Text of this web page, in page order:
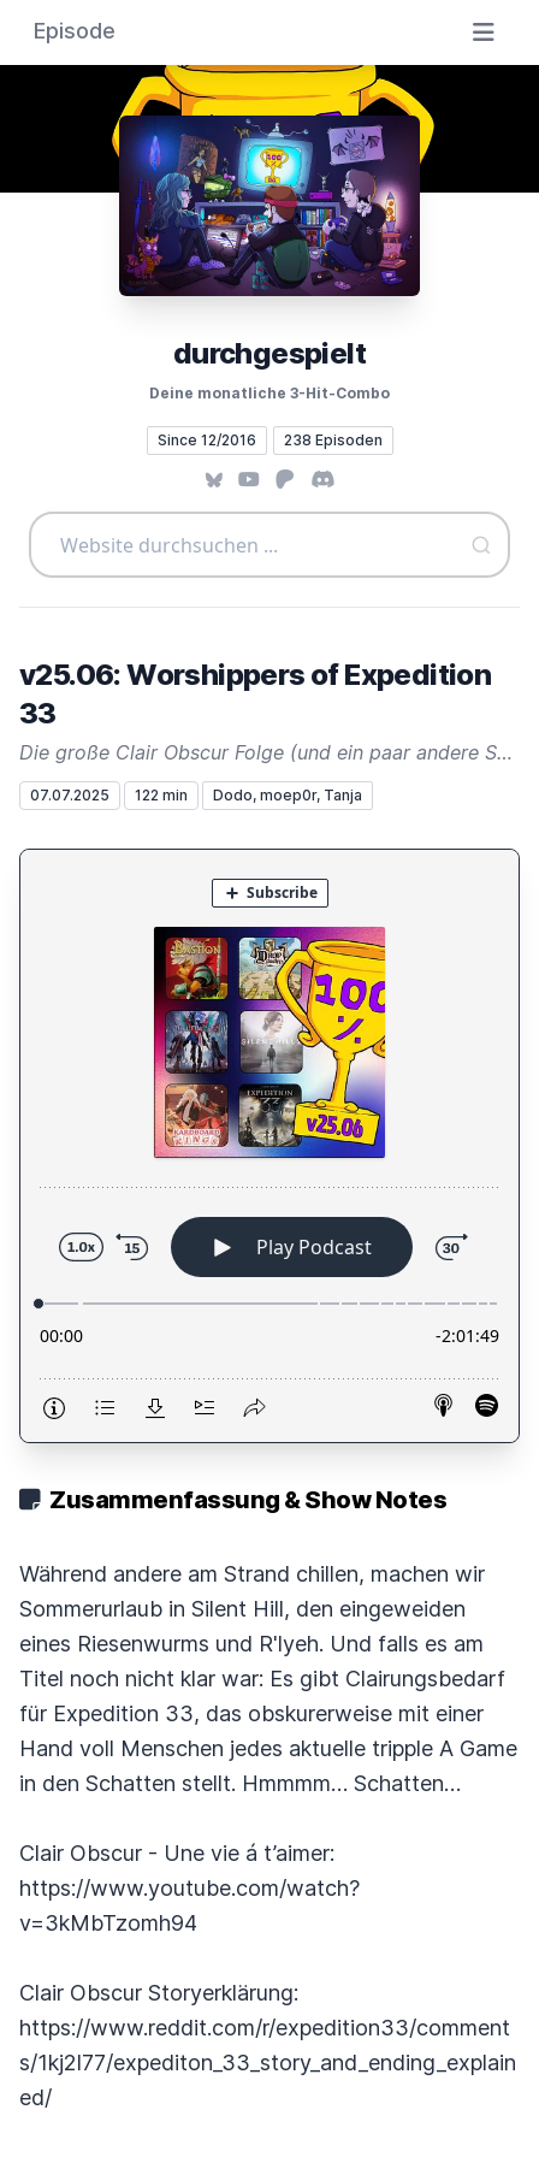
Episode
durchgespielt
Deine monatliche 3-Hit-Combo
Since 12/2016 238 Episoden
BlueskyYouTube
PatreonDiscord
v25.06: Worshippers of Expedition
33
Die große Clair Obscur Folge (und ein paar andere Spiele)
07.07.2025 122 min Dodo, moep0r, Tanja
Zusammenfassung & Show Notes
Während andere am Strand chillen, machen wir
Sommerurlaub in Silent Hill, den eingeweiden
eines Riesenwurms und R'lyeh. Und falls es am
Titel noch nicht klar war: Es gibt Clairungsbedarf
für Expedition 33, das obskurerweise mit einer
Hand voll Menschen jedes aktuelle tripple A Game
in den Schatten stellt. Hmmmm… Schatten…
Clair Obscur - Une vie á t’aimer:
https://www.youtube.com/watch?
v=3kMbTzomh94
Clair Obscur Storyerklärung:
https://www.reddit.com/r/expedition33/comment
s/1kj2l77/expediton_33_story_and_ending_explain
ed/